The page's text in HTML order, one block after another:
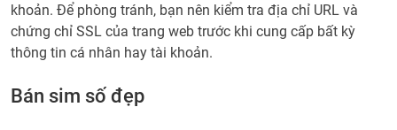
khoản. Để phòng tránh, bạn nên kiểm tra địa chỉ URL và
chứng chỉ SSL của trang web trước khi cung cấp bất kỳ
thông tin cá nhân hay tài khoản.
Bán sim số đẹp